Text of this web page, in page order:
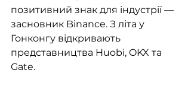
позитивний знак для індустрії —
засновник Binance. З літа у
Гонконгу відкривають
представництва Huobi, OKX та
Gate.